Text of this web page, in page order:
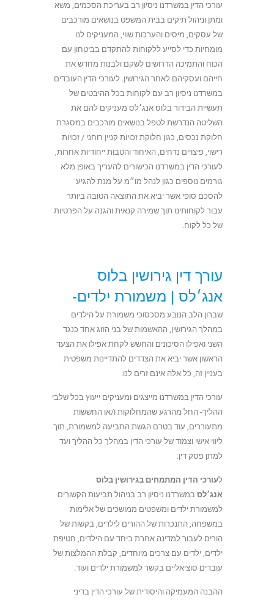
עורכי הדין במשרדנו ניסיון רב בעריכת הסכמים, משא
ומתן וניהול תיקים בבית המשפט בנושאים מורכבים
של עסקים, מיסים והערכות שווי, המעניקים לנו
מומחיות כדי לסייע ללקוחות להתקדם בביטחון עם
הכוח והתמיכה הדרושים לשקם ולבנות מחדש את
חייהם ועסקיהם לאחר הגירושין. לעורכי הדין העובדים
במשרדנו ניסיון רב עם לקוחות בכל ההיבטים של
תעשיית הבידור בלוס אנג׳לס מעניקים להם את
השליטה הנדרשת לטפל בנושאים מורכבים במסגרת
חלוקת נכסים, כגון חלוקת זכויות קניין רוחני / זכויות
רישוי, פיצויים נדחים, האיחוד והטבות ייחודיות אחרות,
לעורכי הדין במשרדנו הכישורים להעריך באופן מלא
גורמים נוספים כגון לנהל מו״מ על מנת להגיע
להסכם סופי אשר יביא את התוצאה הטובה ביותר
עבור לקוחותינו תוך שמירה קנאית והגנה על הפרטיות
של כל לקוח.
עורך דין גירושין בלוס
אנג׳לס | משמורת ילדים-
שברון הלב הנובע מסכסוכי משמורת על הילדים
במהלך הגירושין, ההאשמות של בני הזוג אחד כנגד
השני ואפילו הסיכונים והחשש לקחת אפילו את הצעד
הראשון אשר יביא את הצדדים להתדיינות משפטית
בעניין זה, כל אלה אינם זרים לנו.
עורכי הדין במשרדנו מייצגים ומעניקים ייעוץ בכל שלבי
ההליך- החל מהרגע שהמחלוקות ו/או החששות
מתעוררים, עוד בטרם הגשת התביעה למשמורת, תוך
ליווי אישי וצמוד של עורכי הדין במהלך כל ההליך ועד
למתן פסק דין.
לעורכי הדין המתמחים בגירושין בלוס
אנג׳לס במשרדנו ניסיון רב בניהול תביעות הקשורים
למשמורת ילדים ומשפטים ממושכים של אלימות
במשפחה, התנכרות של ההורים לילדים, בקשות של
הורים לעבור למדינה אחרת ביחד עם הילדים, חטיפת
ילדים, ילדים עם צרכים מיוחדים, קבלת ההמלצות של
עובדים סוציאליים בקשר למשמורת ילדים ועוד.
ההבנה המעמיקה והיסודית של עורכי הדין בדיני